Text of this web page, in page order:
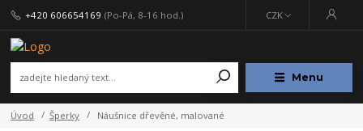
Menu
CZK
+420 606654169 (Po-Pá, 8-16 hod.)
Úvod Šperky Náušnice dřevěné, malované